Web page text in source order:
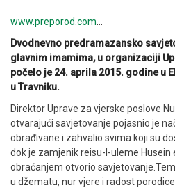
www.preporod.com…
Dvodnevno predramazansko
glavnim imamima, u organizaciji
počelo je 24. aprila 2015. godine u
u Travniku.
Direktor Uprave za vjerske poslove
otvarajući savjetovanje pojasnio je
obrađivane i zahvalio svima koji su
dok je zamjenik reisu-l-uleme Husein
obraćanjem otvorio
u džematu, nur vjere i radost